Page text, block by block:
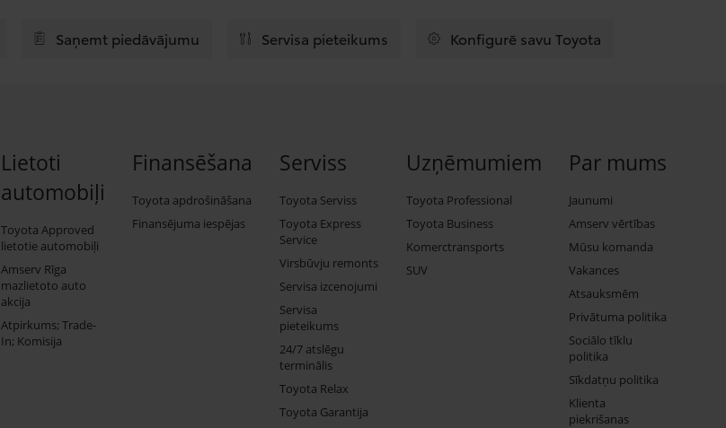
Saņemt piedāvājumu Servisa pieteikums Konfigurē savu Toyota
Lietoti
automobiļi
Toyota Approved
lietotie automobiļi
Amserv Rīga
mazlietoto auto
akcija
Atpirkums; Trade-
In; Komisija
Finansēšana
Toyota apdrošināšana
Finansējuma iespējas
Serviss
Toyota Serviss
Toyota Express
Service
Virsbūvju remonts
Servisa izcenojumi
Servisa
pieteikums
24/7 atslēgu
terminālis
Toyota Relax
Toyota Garantija
Uzņēmumiem
Toyota Professional
Toyota Business
Komerctransports
SUV
Par mums
Jaunumi
Amserv vērtības
Mūsu komanda
Vakances
Atsauksmēm
Privātuma politika
Sociālo tīklu
politika
Sīkdatņu politika
Klienta
piekrišanas